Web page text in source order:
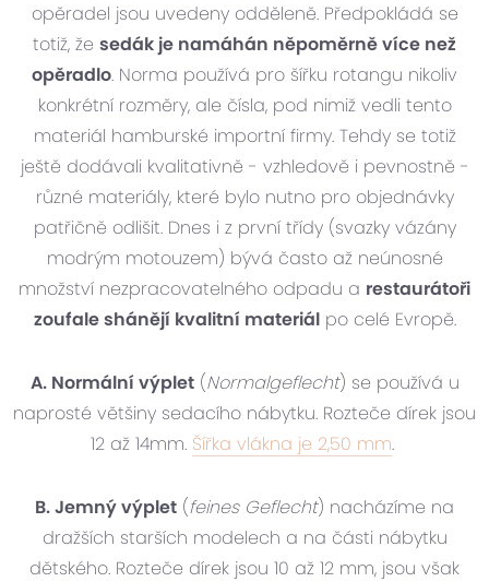
opěradel jsou uvedeny odděleně. Předpokládá se
totiž, že sedák je namáhán něpoměrně více než
opěradlo. Norma používá pro šířku rotangu nikoliv
konkrétní rozměry, ale čísla, pod nimiž vedli tento
materiál hamburské importní firmy. Tehdy se totiž
ještě dodávali kvalitativně - vzhledově i pevnostně -
různé materiály, které bylo nutno pro objednávky
patřičně odlišit. Dnes i z první třídy (svazky vázány
modrým motouzem) bývá často až neúnosné
množství nezpracovatelného odpadu a restaurátoři
zoufale shánějí kvalitní materiálpo celé Evropě.
A. Normální výplet(Normalgeflecht) se používá u
naprosté většiny sedacího nábytku. Rozteče dírek jsou
12 až 14mm. Šířka vlákna je 2,50 mm.
B. Jemný výplet (feines Geflecht) nacházíme na
dražších starších modelech a na části nábytku
dětského. Rozteče dírek jsou 10 až 12 mm, jsou však